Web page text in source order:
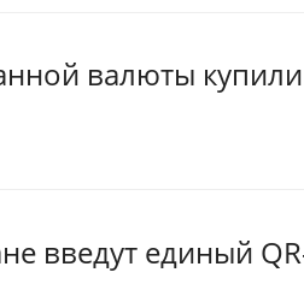
валюты
введут единый